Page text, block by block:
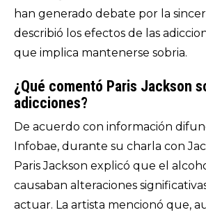
han generado debate por la
describió los efectos de las
que implica mantenerse sobria.
¿Qué comentó Paris Jackson
adicciones?
De acuerdo con información
Infobae, durante su charla con
Paris Jackson explicó que el
causaban alteraciones
actuar. La artista mencionó que,